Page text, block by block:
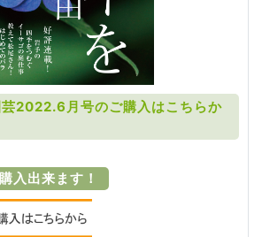
2022.6月号のご購入はこちらか
入出来ます！